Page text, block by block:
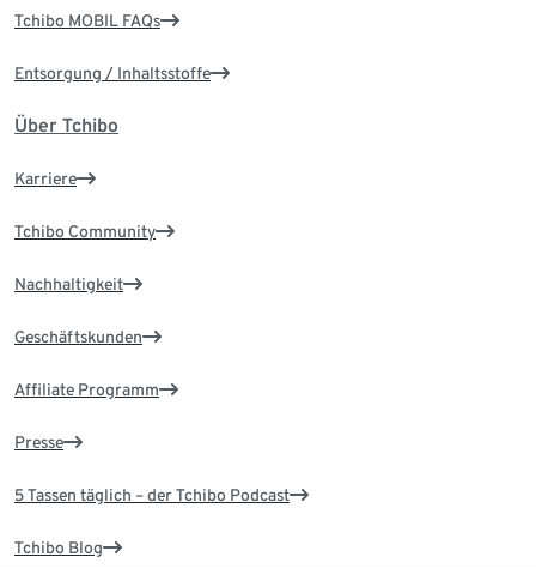
Tchibo MOBIL FAQs
Entsorgung / Inhaltsstoffe
Über Tchibo
Karriere
Tchibo Community
Nachhaltigkeit
Geschäftskunden
Affiliate Programm
Presse
5 Tassen täglich – der Tchibo Podcast
Tchibo Blog